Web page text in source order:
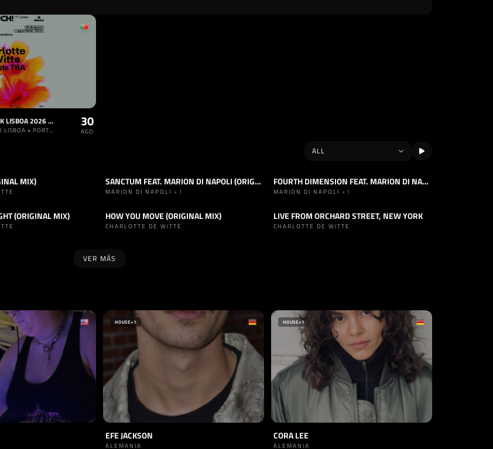
BRUNCH ELECTRONIK LISBOA 2026 #5: CHARLOTTE DE WITTE + ARTISTS TBA
BRUNCH ELECTRONIK LISBOA • PORTUGAL
30
AGO
MIX) TRACK TECHNO SANCTUM FEAT. MARION DI NAPOLI (ORIGINAL MIX)
MARION DI NAPOLI +1
TRACK TECHNO FOURTH DIMENSION FEAT. MARION DI NAPOLI (ORIGINAL MIX)
MARION DI NAPOLI +1
(ORIGINAL MIX) TRACK TECHNO
HOW YOU MOVE (ORIGINAL MIX)
CHARLOTTE DE WITTE
SET TECHNO
LIVE FROM ORCHARD STREET, NEW YORK
CHARLOTTE DE WITTE
VER MÁS
HOUSE+1
EFE JACKSON
ALEMANIA
HOUSE+1
CORA LEE
ALEMANIA